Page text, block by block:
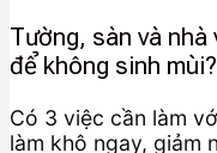
Tường, sàn và nhà
để không sinh mùi?
Có 3 việc cần làm
làm khô ngay, giảm